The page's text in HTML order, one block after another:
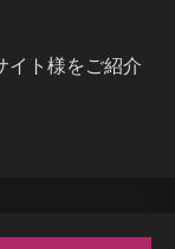
イト様をご紹介